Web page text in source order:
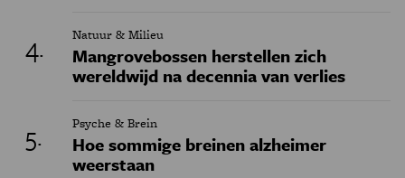
Natuur & Milieu
Mangrovebossen herstellen zich
wereldwijd na decennia van verlies
Psyche & Brein
Hoe sommige breinen alzheimer
weerstaan